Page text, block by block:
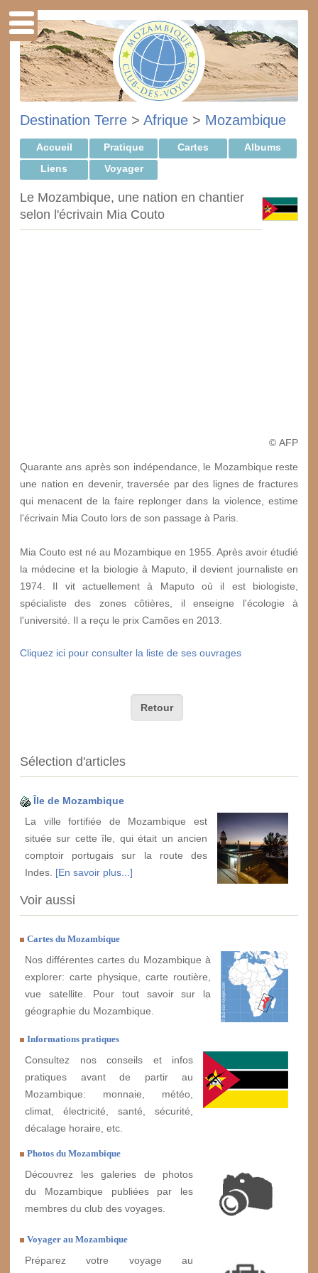
Destination Terre > Afrique > Mozambique
Accueil Pratique Cartes
Albums
Liens
Voyager
Le Mozambique, une nation en chantier
selon l'écrivain Mia Couto
© AFP
Quarante ans après son indépendance, le Mozambique reste
une nation en devenir, traversée par des lignes de fractures
qui menacent de la faire replonger dans la violence, estime
l'écrivain Mia Couto lors de son passage à Paris.
Mia Couto est né au Mozambique en 1955. Après avoir étudié
la médecine et la biologie à Maputo, il devient journaliste en
1974. Il vit actuellement à Maputo où il est biologiste,
spécialiste des zones côtières, il enseigne l'écologie à
l'université. Il a reçu le prix Camões en 2013.
Cliquez ici pour consulter la liste de ses ouvrages
Retour
Sélection d'articles
Île de Mozambique
La ville fortifiée de Mozambique est
située sur cette île, qui était un ancien
comptoir portugais sur la route des
Indes. [En savoir plus...]
Voir aussi
Cartes du Mozambique
Nos différentes cartes du Mozambique à
explorer: carte physique, carte routière,
vue satellite. Pour tout savoir sur la
géographie du Mozambique.
Informations pratiques
Consultez nos conseils et infos
pratiques avant de partir au
Mozambique: monnaie, météo,
climat, électricité, santé, sécurité,
décalage horaire, etc.
Photos du Mozambique
Découvrez les galeries de photos
du Mozambique publiées par les
membres du club des voyages.
Voyager au Mozambique
Préparez votre voyage au